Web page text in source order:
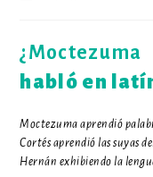
¿Moctezuma
habló en
Moctezuma aprendió
Cortés aprendió las suyas
Hernán exhibiendo la